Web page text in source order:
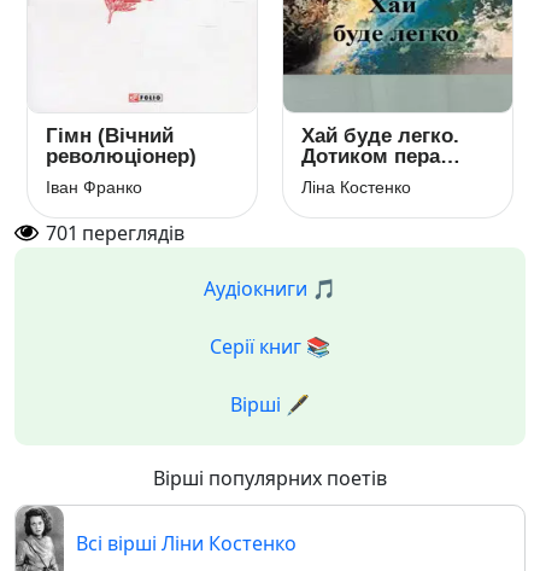
легко.
пера…
Я вас любив (Я
вас кохав)
Олександр Пушкін
701 переглядів
Аудіокниги 🎵
Серії книг 📚
Вірші 🖋️
Вірші популярних поетів
Всі вірші Ліни Костенко